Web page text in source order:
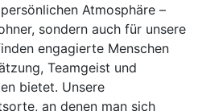
Atmosphäre –
sondern auch für unsere
engagierte Menschen
Teamgeist und
bietet. Unsere
an denen man sich